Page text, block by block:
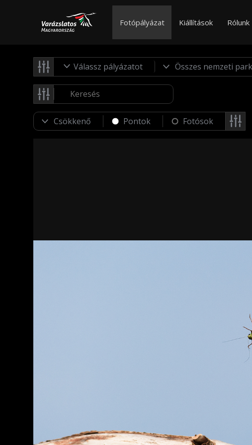
Fotópályázat Kiállítások Rólunk
Válassz pályázatot
Pontok Fotósok